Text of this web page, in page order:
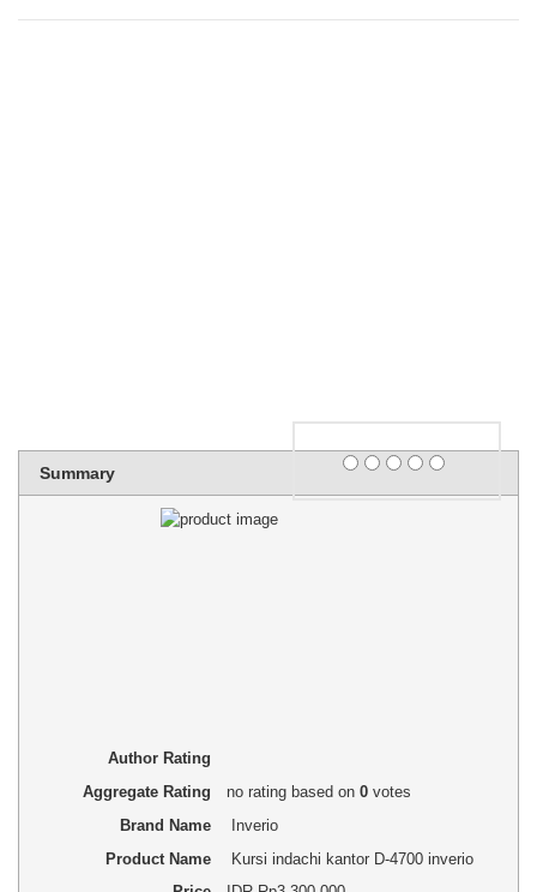
Summary Rating
Author Rating
Aggregate Rating
no ratingbased on 0votes
Brand Name
Inverio
Product Name
Kursi indachi kantor D-4700 inverio